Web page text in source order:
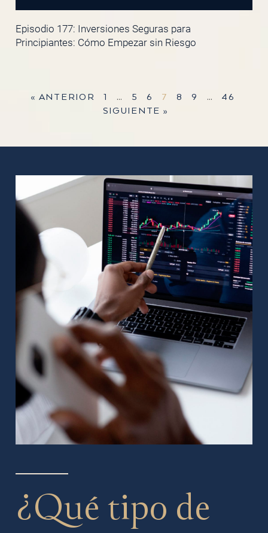
Episodio 177: Inversiones Seguras para
Principiantes: Cómo Empezar sin Riesgo
« ANTERIOR 1 … 5 6 7 8 9 …
46
SIGUIENTE »
¿Qué tipo de